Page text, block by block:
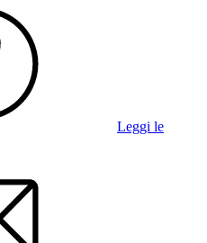
Leggi le